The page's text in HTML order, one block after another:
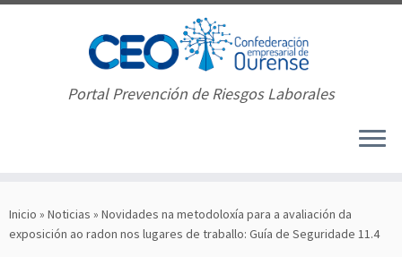
contenido
Portal Prevención de Riesgos Laborales
Inicio » Noticias » Novidades na metodoloxía para a avaliación da
exposición ao radon nos lugares de traballo: Guía de Seguridade 11.4